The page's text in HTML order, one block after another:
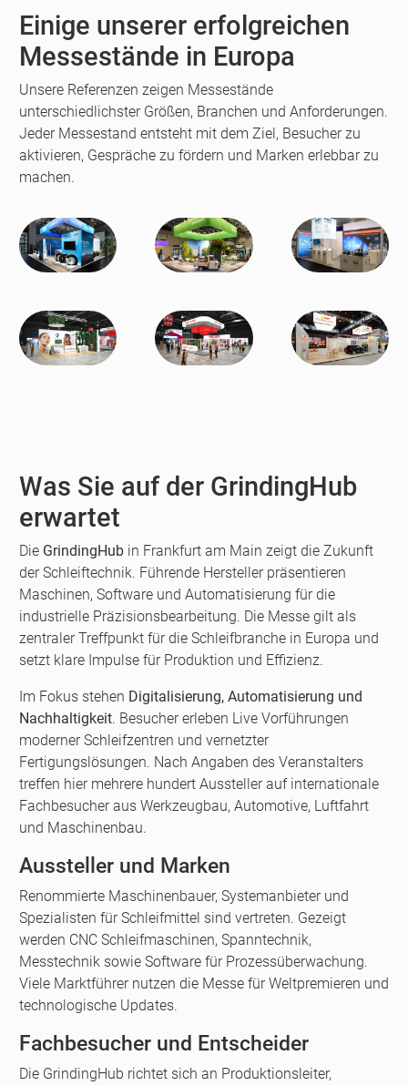
Einige unserer erfolgreichen
Messestände in Europa
Unsere Referenzen zeigen Messestände
unterschiedlichster Größen, Branchen und Anforderungen.
Jeder Messestand entsteht mit dem Ziel, Besucher zu
aktivieren, Gespräche zu fördern und Marken erlebbar zu
machen.
Was Sie auf der GrindingHub
erwartet
Die GrindingHub in Frankfurt am Main zeigt die Zukunft
der Schleiftechnik. Führende Hersteller präsentieren
Maschinen, Software und Automatisierung für die
industrielle Präzisionsbearbeitung. Die Messe gilt als
zentraler Treffpunkt für die Schleifbranche in Europa und
setzt klare Impulse für Produktion und Effizienz.
Im Fokus stehen Digitalisierung, Automatisierung und
Nachhaltigkeit. Besucher erleben Live Vorführungen
moderner Schleifzentren und vernetzter
Fertigungslösungen. Nach Angaben des Veranstalters
treffen hier mehrere hundert Aussteller auf internationale
Fachbesucher aus Werkzeugbau, Automotive, Luftfahrt
und Maschinenbau.
Aussteller und Marken
Renommierte Maschinenbauer, Systemanbieter und
Spezialisten für Schleifmittel sind vertreten. Gezeigt
werden CNC Schleifmaschinen, Spanntechnik,
Messtechnik sowie Software für Prozessüberwachung.
Viele Marktführer nutzen die Messe für Weltpremieren und
technologische Updates.
Fachbesucher und Entscheider
Die GrindingHub richtet sich an Produktionsleiter,